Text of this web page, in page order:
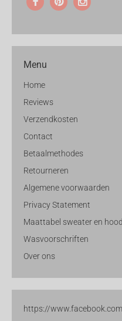
Menu
Home
Reviews
Verzendkosten
Contact
Betaalmethodes
Retourneren
Algemene voorwaarden
Privacy Statement
Maattabel sweater en
Wasvoorschriften
Over ons
https://